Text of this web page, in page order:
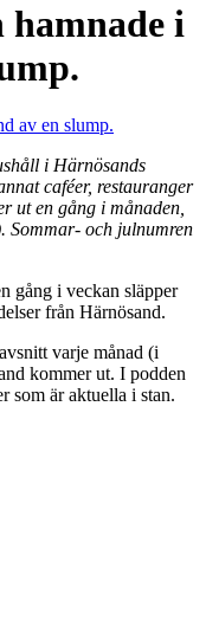
i
i Härnösands
caféer, restauranger
ut en gång i månaden,
Sommar- och julnumren
gång i veckan släpper
från Härnösand.
varje månad (i
kommer ut. I podden
som är aktuella i stan.